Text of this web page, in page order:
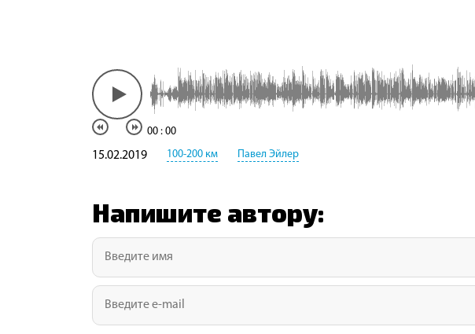
00 : 00
15.02.2019 100-200 км Павел Эйлер
Напишите автору: